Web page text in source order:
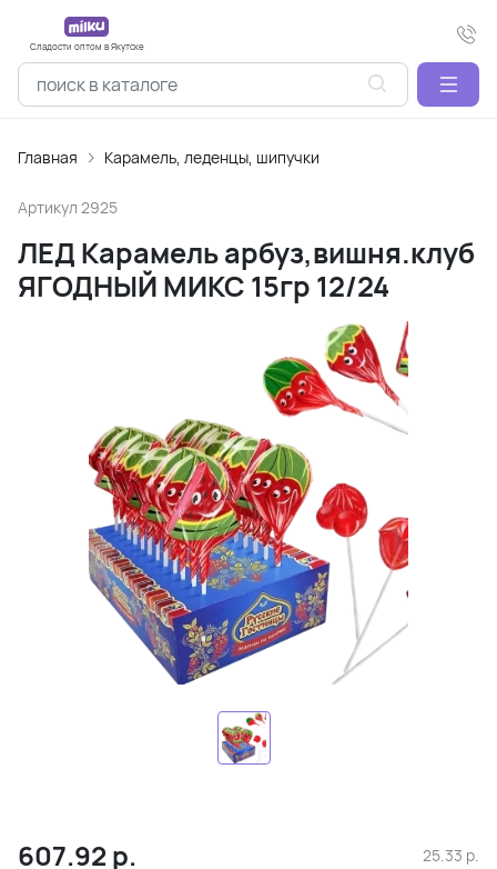
Сладости оптом в Якутске
Главная Карамель, леденцы, шипучки
Артикул 2925
ЛЕД Карамель арбуз,вишня.клуб
ЯГОДНЫЙ МИКС 15гр 12/24
607.92 р. 25.33 р.